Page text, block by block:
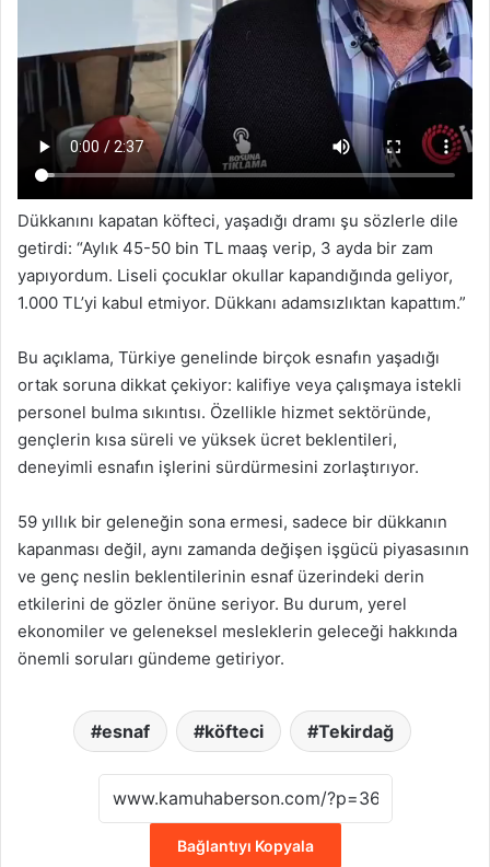
Dükkanını kapatan köfteci, yaşadığı dramı şu sözlerle dile
getirdi: “Aylık 45-50 bin TL maaş verip, 3 ayda bir zam
yapıyordum. Liseli çocuklar okullar kapandığında geliyor,
1.000 TL’yi kabul etmiyor. Dükkanı adamsızlıktan kapattım.”
Bu açıklama, Türkiye genelinde birçok esnafın yaşadığı
ortak soruna dikkat çekiyor: kalifiye veya çalışmaya istekli
personel bulma sıkıntısı. Özellikle hizmet sektöründe,
gençlerin kısa süreli ve yüksek ücret beklentileri,
deneyimli esnafın işlerini sürdürmesini zorlaştırıyor.
59 yıllık bir geleneğin sona ermesi, sadece bir dükkanın
kapanması değil, aynı zamanda değişen işgücü piyasasının
ve genç neslin beklentilerinin esnaf üzerindeki derin
etkilerini de gözler önüne seriyor. Bu durum, yerel
ekonomiler ve geleneksel mesleklerin geleceği hakkında
önemli soruları gündeme getiriyor.
esnaf köfteci Tekirdağ
Bağlantıyı Kopyala